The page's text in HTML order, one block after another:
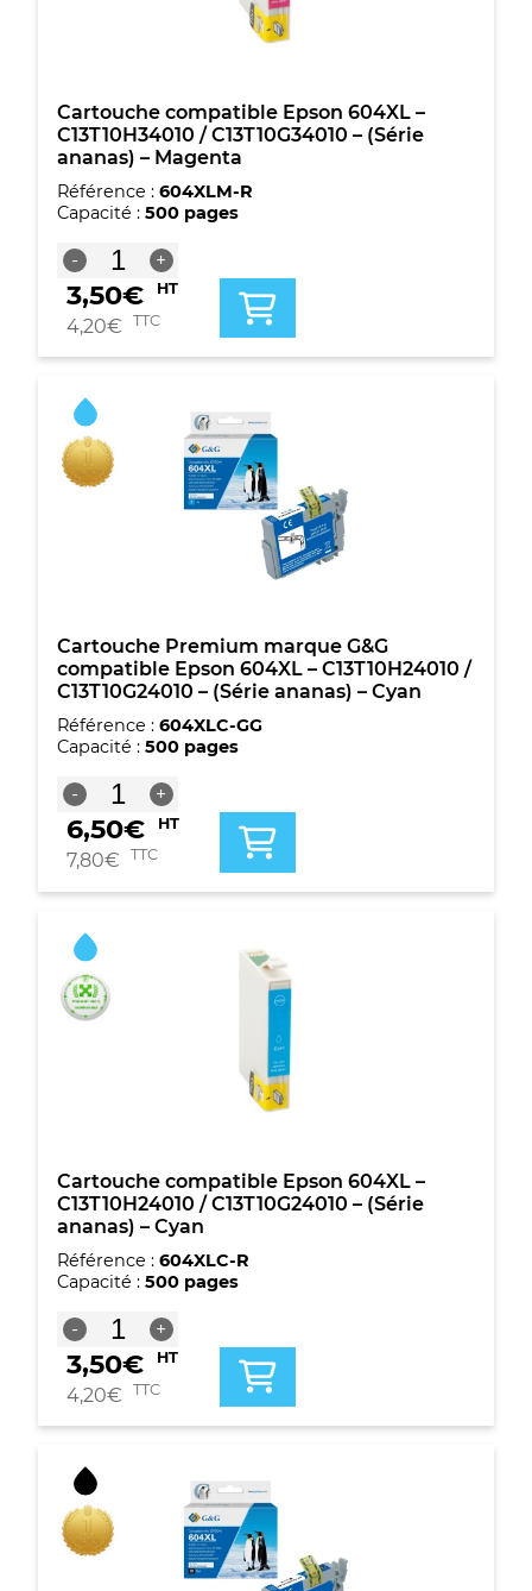
Magenta
Cartouche compatible Epson 604XL –
C13T10H34010 / C13T10G34010 – (Série
ananas) – Magenta
Référence : 604XLM-R
Capacité : 500 pages
-
quantité
de
Cartouche
compatible
604XL
C13T10H34010
/
C13T10G34010
-
+
3,50€ HT
4,20€ TTC
Cartouche Premium marque G&G
compatible Epson 604XL – C13T10H24010 /
C13T10G24010 – (Série ananas) – Cyan
Référence : 604XLC-GG
Capacité : 500 pages
-
quantité
de
Cartouche
Premium
G&G
Epson
604XL
-
C13T10H24010
Cyan
+
6,50€ HT
7,80€ TTC
Cartouche compatible Epson 604XL –
C13T10H24010 / C13T10G24010 – (Série
ananas) – Cyan
Référence : 604XLC-R
Capacité : 500 pages
-
quantité
de
Cartouche
compatible
604XL
C13T10H24010
/
C13T10G24010
-
+
3,50€ HT
4,20€ TTC